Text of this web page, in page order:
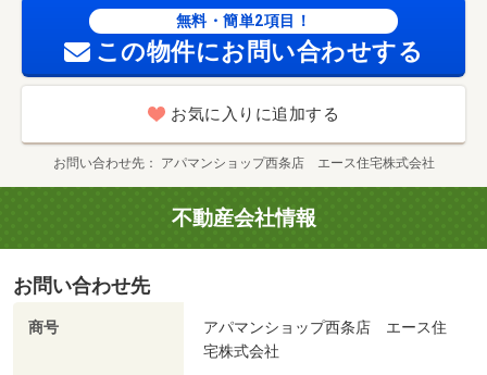
無料・簡単2項目！
この物件にお問い合わせする
お気に入りに追加する
お問い合わせ先 アパマンショップ西条店 エース住宅株式会社
不動産会社情報
お問い合わせ先
商号
アパマンショップ西条店 エース住
宅株式会社